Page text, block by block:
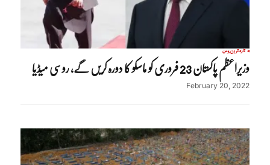
تازہ ترینروس
وزیراعظم پاکستان 23 فروری کو ماسکو کا دورہ کریں گے، روسی میڈیا
February 20, 2022